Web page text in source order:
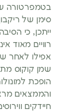
בטמפרטורה
סימן של
ייתכן, כי
רוויים מאוד
אפילו לאחר
שמן קוקוס
והממצאים